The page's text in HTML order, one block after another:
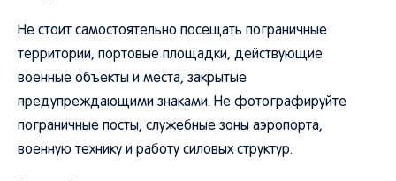
Не стоит самостоятельно посещать пограничные
территории, портовые площадки, действующие
военные объекты и места, закрытые
предупреждающими знаками. Не фотографируйте
пограничные посты, служебные зоны аэропорта,
военную технику и работу силовых структур.